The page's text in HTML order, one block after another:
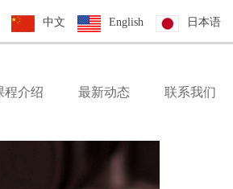
中文 English 日本语
程介绍 最新动态 联系我们